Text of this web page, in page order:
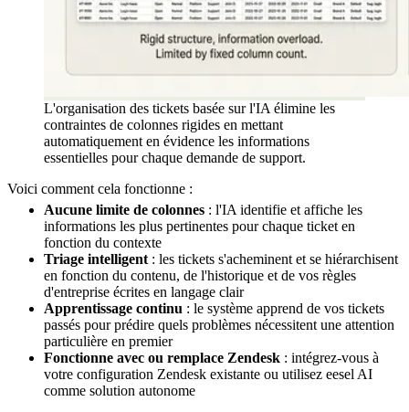
L'organisation des tickets basée sur l'IA élimine les
contraintes de colonnes rigides en mettant
automatiquement en évidence les informations
essentielles pour chaque demande de support.
Voici comment cela fonctionne :
Aucune limite de colonnes : l'IA identifie et affiche les
informations les plus pertinentes pour chaque ticket en
fonction du contexte
Triage intelligent : les tickets s'acheminent et se hiérarchisent
en fonction du contenu, de l'historique et de vos règles
d'entreprise écrites en langage clair
Apprentissage continu : le système apprend de vos tickets
passés pour prédire quels problèmes nécessitent une attention
particulière en premier
Fonctionne avec ou remplace Zendesk : intégrez-vous à
votre configuration Zendesk existante ou utilisez eesel AI
comme solution autonome